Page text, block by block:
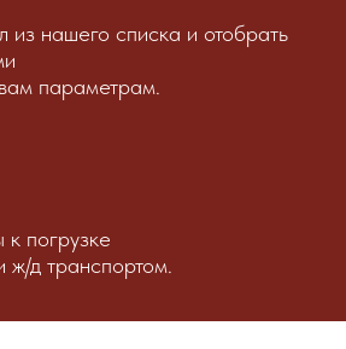
из нашего списка и отобрать
параметрам.
к погрузке
ж/д транспортом.